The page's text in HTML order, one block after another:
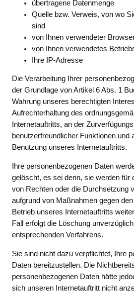
übertragene Datenmenge
Quelle bzw. Verweis, von wo
sind
von Ihnen verwendeter
von Ihnen verwendetes
Ihre IP-Adresse
Die Verarbeitung Ihrer
der Grundlage von Artikel 6 Abs. 1
Wahrung unseres berechtigten
Aufrechterhaltung des
Internetauftritts, an der
benutzerfreundlicher Funktionen und
Benutzung unseres Internetauftritts.
Ihre personenbezogenen Daten
gelöscht, es sei denn, sie werden für
von Rechten oder die Durchsetzung
aufgrund von Maßnahmen gegen
Betrieb unseres Internetauftritts
Fall erfolgt die Löschung
entsprechenden Verfahrens.
Sie sind nicht dazu verpflichtet, Ihre
Daten bereitzustellen. Die
personenbezogenen Daten hätte
sich unseren Internetauftritt nicht